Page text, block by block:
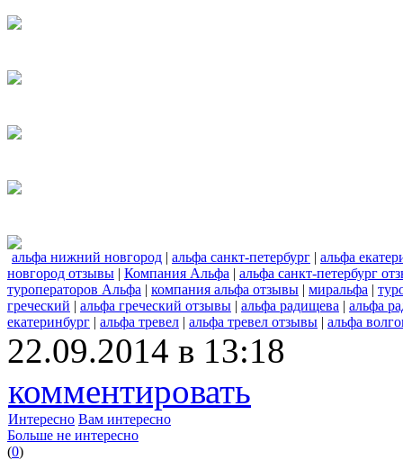
альфа нижний новгород | альфа санкт-петербург | альфа
новгород отзывы | Компания Альфа | альфа санкт-петербург
туроператоров Альфа | компания альфа отзывы | миральфа |
греческий | альфа греческий отзывы | альфа радищева | альфа
екатеринбург | альфа тревел | альфа тревел отзывы | альфа
22.09.2014 в 13:18
комментировать
Интересно Вам интересно
Больше не интересно
(0)